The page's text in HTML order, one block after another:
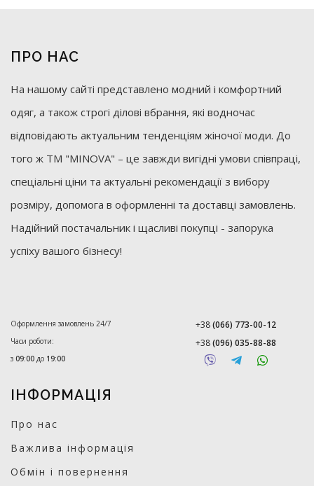
ПРО НАС
На нашому сайті представлено модний і комфортний
одяг, а також строгі ділові вбрання, які водночас
відповідають актуальним тенденціям жіночої моди. До
того ж ТМ "MINOVA" – це завжди вигідні умови співпраці,
спеціальні ціни та актуальні рекомендації з вибору
розміру, допомога в оформленні та доставці замовлень.
Надійний постачальник і щасливі покупці - запорука
успіху вашого бізнесу!
Оформлення замовлень 24/7
Часи роботи:
з 09:00 до 19:00
+38(066) 773-00-12
+38(096) 035-88-88
ІНФОРМАЦІЯ
Про нас
Важлива інформація
Обмін і повернення